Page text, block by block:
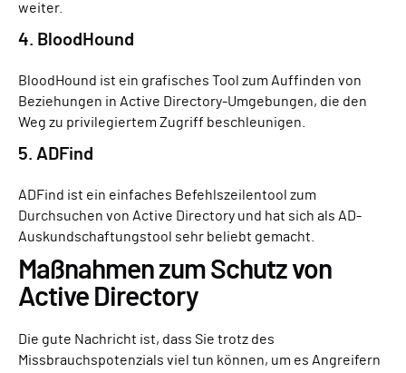
weiter.
4. BloodHound
BloodHound ist ein grafisches Tool zum Auffinden von
Beziehungen in Active Directory-Umgebungen, die den
Weg zu privilegiertem Zugriff beschleunigen.
5. ADFind
ADFind ist ein einfaches Befehlszeilentool zum
Durchsuchen von Active Directory und hat sich als AD-
Auskundschaftungstool sehr beliebt gemacht.
Maßnahmen zum Schutz von
Active Directory
Die gute Nachricht ist, dass Sie trotz des
Missbrauchspotenzials viel tun können, um es Angreifern